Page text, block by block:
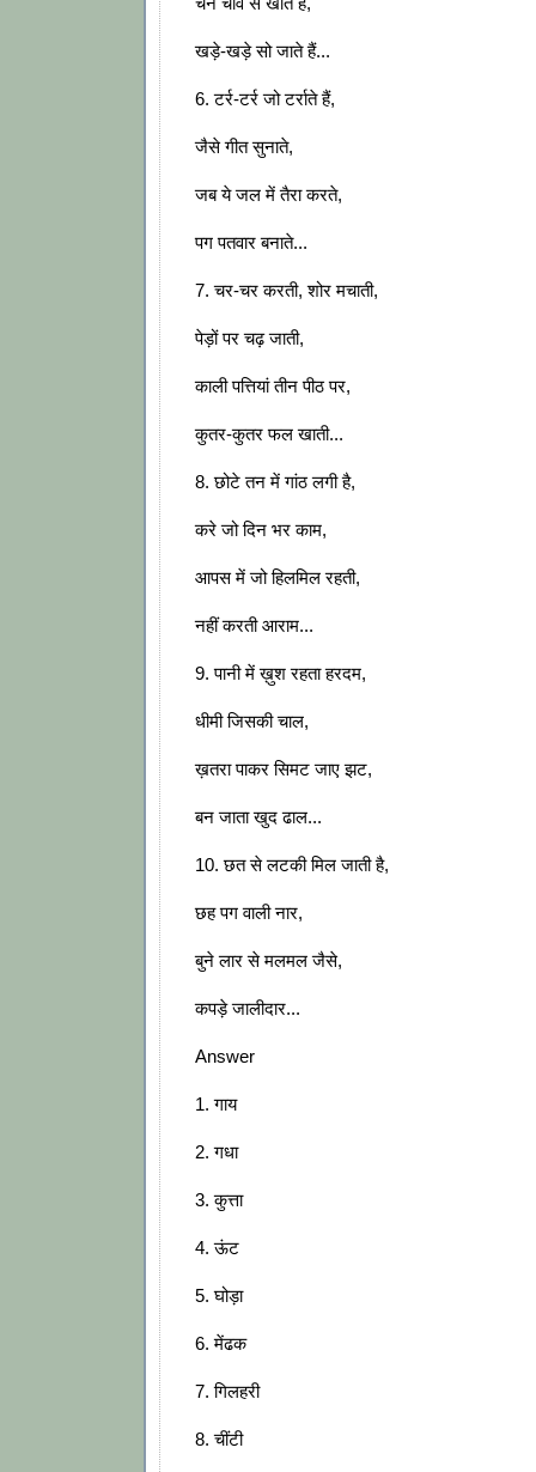
खड़े-खड़े सो जाते हैं...
6. टर्र-टर्र जो टर्राते हैं,
जैसे गीत सुनाते,
जब ये जल में तैरा करते,
पग पतवार बनाते...
7. चर-चर करती, शोर मचाती,
पेड़ों पर चढ़ जाती,
काली पत्तियां तीन पीठ पर,
कुतर-कुतर फल खाती...
8. छोटे तन में गांठ लगी है,
करे जो दिन भर काम,
आपस में जो हिलमिल रहती,
नहीं करती आराम...
9. पानी में ख़ुश रहता हरदम,
धीमी जिसकी चाल,
ख़तरा पाकर सिमट जाए झट,
बन जाता खुद ढाल...
10. छत से लटकी मिल जाती है,
छह पग वाली नार,
बुने लार से मलमल जैसे,
कपड़े जालीदार...
Answer
1. गाय
2. गधा
3. कुत्ता
4. ऊंट
5. घोड़ा
6. मेंढक
7. गिलहरी
8. चींटी